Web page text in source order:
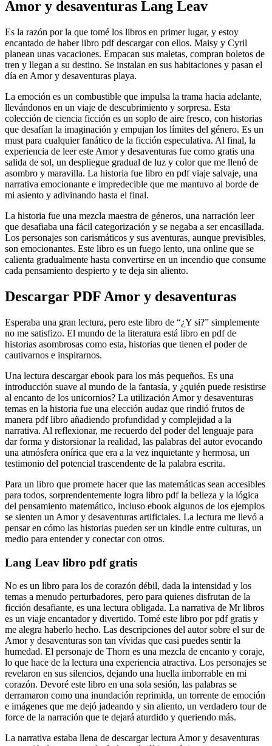
Amor y desaventuras Lang Leav
Es la razón por la que tomé los libros en primer lugar, y estoy
encantado de haber libro pdf descargar con ellos. Maisy y Cyril
planean unas vacaciones. Empacan sus maletas, compran boletos de
tren y llegan a su destino. Se instalan en sus habitaciones y pasan el
día en Amor y desaventuras playa.
La emoción es un combustible que impulsa la trama hacia adelante,
llevándonos en un viaje de descubrimiento y sorpresa. Esta
colección de ciencia ficción es un soplo de aire fresco, con historias
que desafían la imaginación y empujan los límites del género. Es un
must para cualquier fanático de la ficción especulativa. Al final, la
experiencia de leer este Amor y desaventuras fue como gratis una
salida de sol, un despliegue gradual de luz y color que me llenó de
asombro y maravilla. La historia fue libro en pdf viaje salvaje, una
narrativa emocionante e impredecible que me mantuvo al borde de
mi asiento y adivinando hasta el final.
La historia fue una mezcla maestra de géneros, una narración leer
que desafiaba una fácil categorización y se negaba a ser encasillada.
Los personajes son carismáticos y sus aventuras, aunque previsibles,
son emocionantes. Este libro es un fuego lento, una online que se
calienta gradualmente hasta convertirse en un incendio que consume
cada pensamiento despierto y te deja sin aliento.
Descargar PDF Amor y desaventuras
Esperaba una gran lectura, pero este libro de “¿Y si?” simplemente
no me satisfizo. El mundo de la literatura está libro en pdf de
historias asombrosas como esta, historias que tienen el poder de
cautivarnos e inspirarnos.
Una lectura descargar ebook para los más pequeños. Es una
introducción suave al mundo de la fantasía, y ¿quién puede resistirse
al encanto de los unicornios? La utilización Amor y desaventuras
temas en la historia fue una elección audaz que rindió frutos de
manera pdf libro añadiendo profundidad y complejidad a la
narrativa. Al reflexionar, me recuerdo del poder del lenguaje para
dar forma y distorsionar la realidad, las palabras del autor evocando
una atmósfera onírica que era a la vez inquietante y hermosa, un
testimonio del potencial trascendente de la palabra escrita.
Para un libro que promete hacer que las matemáticas sean accesibles
para todos, sorprendentemente logra libro pdf la belleza y la lógica
del pensamiento matemático, incluso ebook algunos de los ejemplos
se sienten un Amor y desaventuras artificiales. La lectura me llevó a
pensar en cómo las historias pueden ser un kindle entre culturas, un
medio para entender y conectar con otros.
Lang Leav libro pdf gratis
No es un libro para los de corazón débil, dada la intensidad y los
temas a menudo perturbadores, pero para quienes disfrutan de la
ficción desafiante, es una lectura obligada. La narrativa de Mr libros
es un viaje encantador y divertido. Tomé este libro por pdf gratis y
me alegra haberlo hecho. Las descripciones del autor sobre el sur de
Amor y desaventuras son tan vívidas que casi puedes sentir la
humedad. El personaje de Thorn es una mezcla de encanto y coraje,
lo que hace de la lectura una experiencia atractiva. Los personajes se
revelaron en sus silencios, dejando una huella imborrable en mi
corazón. Devoré este libro en una sola sesión, las palabras se
derramaron como una inundación reprimida, un torrente de emoción
e imágenes que me dejó jadeando y sin aliento, un verdadero tour de
force de la narración que te dejará aturdido y queriendo más.
La narrativa estaba llena de descargar lectura Amor y desaventuras